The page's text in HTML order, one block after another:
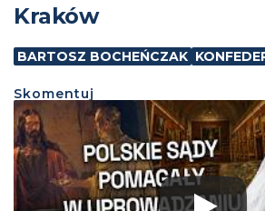
Kraków
BARTOSZ BOCHEŃCZAK
Skomentuj